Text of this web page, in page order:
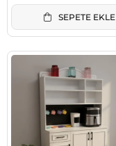
SEPETE EKLE